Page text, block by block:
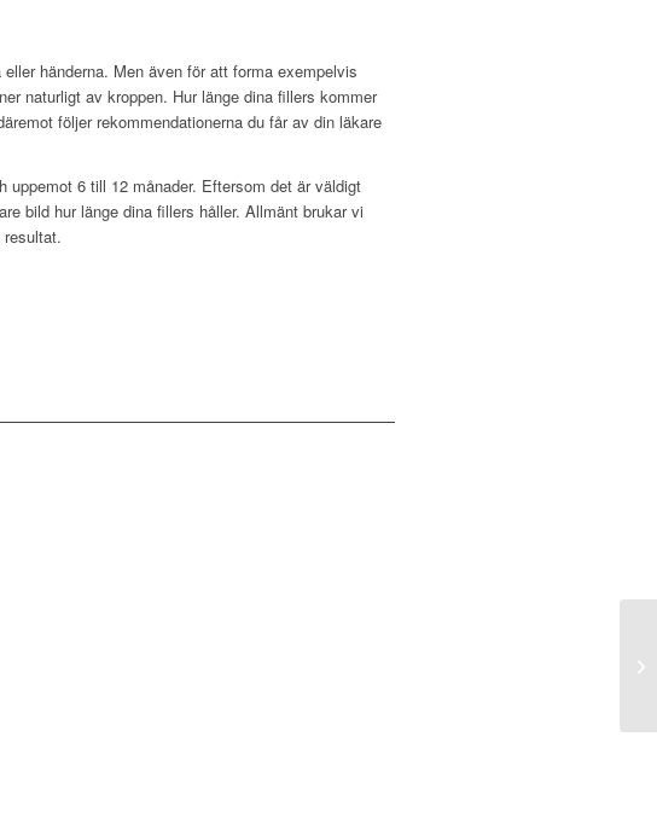
händerna. Men även för att forma exempelvis
naturligt av kroppen. Hur länge dina fillers kommer
följer rekommendationerna du får av din läkare
uppemot 6 till 12 månader. Eftersom det är väldigt
bild hur länge dina fillers håller. Allmänt brukar vi